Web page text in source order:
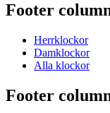
Footer
Herrklockor
Damklockor
Alla klockor
Footer